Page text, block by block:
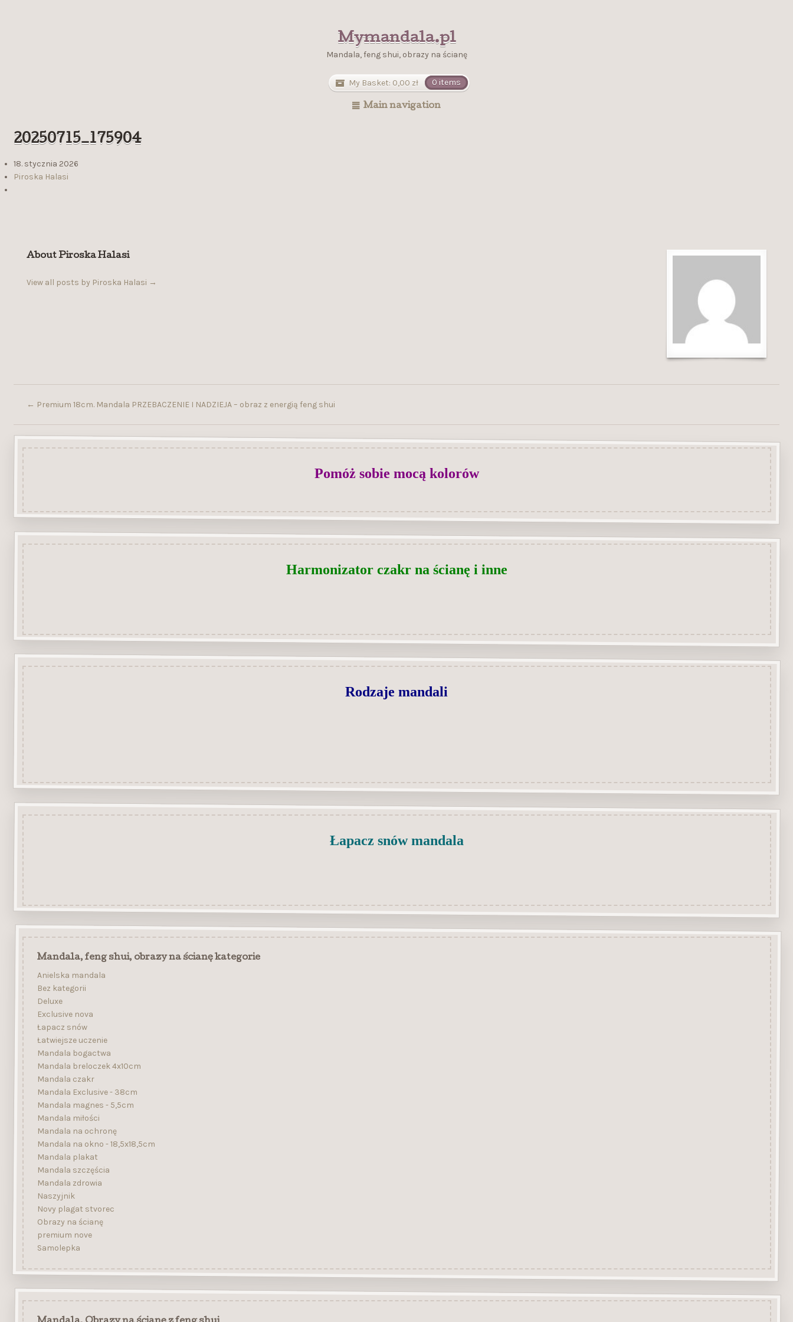
Mymandala.pl
Mandala, feng shui, obrazy na ścianę
My Basket: 0,00 zł 0 items
Main navigation
20250715_175904
18. stycznia 2026
Piroska Halasi
About Piroska Halasi
View all posts by Piroska Halasi →
← Premium 18cm. Mandala PRZEBACZENIE I NADZIEJA – obraz z energią feng shui
Pomóż sobie mocą kolorów
Harmonizator czakr na ścianę i inne
Rodzaje mandali
Łapacz snów mandala
Mandala, feng shui, obrazy na ścianę kategorie
Anielska mandala
Bez kategorii
Deluxe
Exclusive nova
Łapacz snów
Łatwiejsze uczenie
Mandala bogactwa
Mandala breloczek 4x10cm
Mandala czakr
Mandala Exclusive - 38cm
Mandala magnes - 5,5cm
Mandala miłości
Mandala na ochronę
Mandala na okno - 18,5x18,5cm
Mandala plakat
Mandala szczęścia
Mandala zdrowia
Naszyjnik
Novy plagat stvorec
Obrazy na ścianę
premium nove
Samolepka